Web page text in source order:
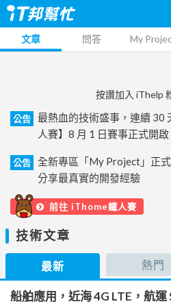
文章 問答 My
按讚加入 iThelp
公告
最熱血的技術盛事，連續 30
人賽】8 月 1 日賽事正式開啟
公告
全新專區「My Project」正
分享最真實的開發經驗
前往 iThome鐵人賽
技術文章
最新 熱門
船舶應用，近海 4G LTE，航